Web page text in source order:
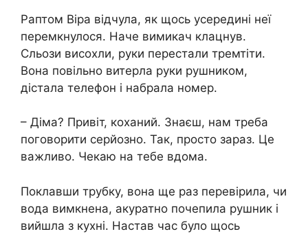
Раптом Віра відчула, як щось усередині неї
перемкнулося. Наче вимикач клацнув.
Сльози висохли, руки перестали тремтіти.
Вона повільно витерла руки рушником,
дістала телефон і набрала номер.
– Діма? Привіт, коханий. Знаєш, нам треба
поговорити серйозно. Так, просто зараз. Це
важливо. Чекаю на тебе вдома.
Поклавши трубку, вона ще раз перевірила, чи
вода вимкнена, акуратно почепила рушник і
вийшла з кухні. Настав час було щось